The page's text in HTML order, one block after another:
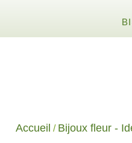
Accueil / Bijoux fleur -